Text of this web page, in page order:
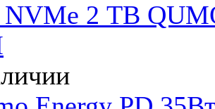
NVMe 2 ТB